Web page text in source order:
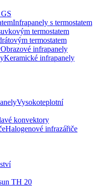
Infrapanely s termostatem
termostatem
termostatem
Obrazové infrapanely
Keramické infrapanely
Vysokoteplotní
konvektory
Halogenové infrazářiče